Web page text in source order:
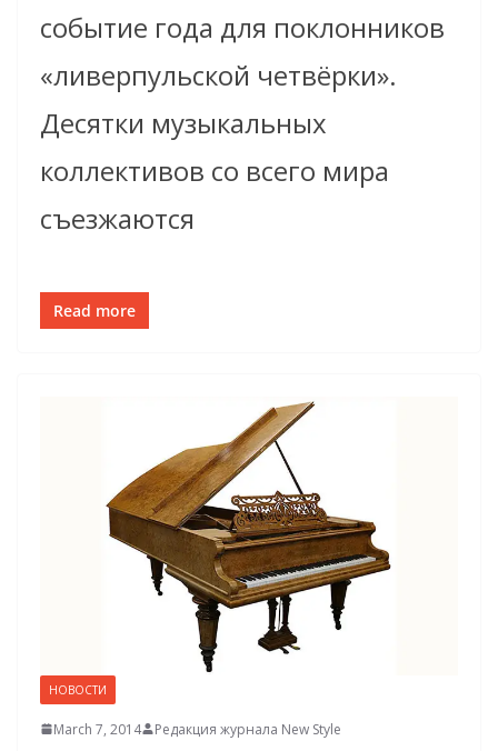
событие года для поклонников
«ливерпульской четвёрки».
Десятки музыкальных
коллективов со всего мира
съезжаются
Read more
НОВОСТИ
March 7, 2014 Редакция журнала New Style